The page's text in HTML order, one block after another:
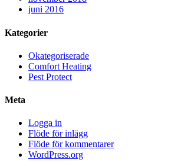
juni 2016
Kategorier
Okategoriserade
Comfort Heating
Pest Protect
Meta
Logga in
Flöde för inlägg
Flöde för kommentarer
WordPress.org